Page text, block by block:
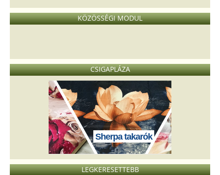
KÖZÖSSÉGI MODUL
CSIGAPLÁZA
Sherpa takarók
LEGKERESETTEBB